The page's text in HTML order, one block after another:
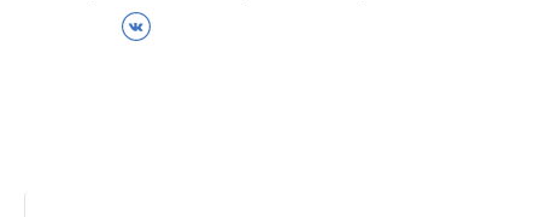
ВКонтакте